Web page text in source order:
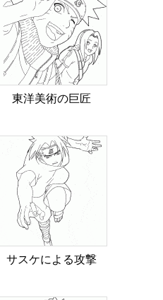
東洋美術の巨匠
サスケによる攻撃